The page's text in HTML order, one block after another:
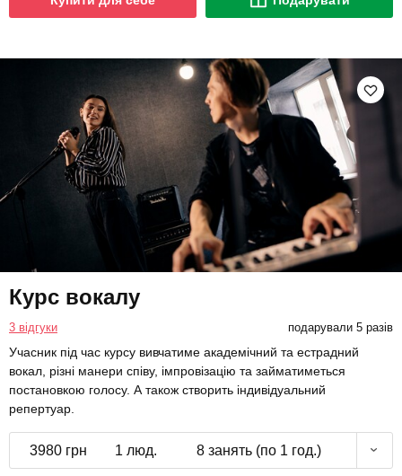
Курс вокалу
3 відгуки подарували 5 разів
Учасник під час курсу вивчатиме академічний та естрадний
вокал, різні манери співу, імпровізацію та займатиметься
постановкою голосу. А також створить індивідуальний
репертуар.
3980 грн 1 люд. 8 занять (по 1 год.)